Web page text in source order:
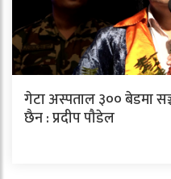
गेटा अस्पताल ३०० बेडमा
छैन : प्रदीप पौडेल